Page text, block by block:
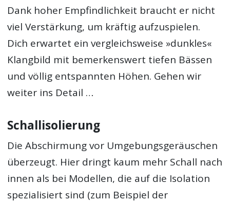
Dank hoher Empfindlichkeit braucht er nicht
viel Verstärkung, um kräftig aufzuspielen.
Dich erwartet ein vergleichsweise »dunkles«
Klangbild mit bemerkenswert tiefen Bässen
und völlig entspannten Höhen. Gehen wir
weiter ins Detail …
Schallisolierung
Die Abschirmung vor Umgebungsgeräuschen
überzeugt. Hier dringt kaum mehr Schall nach
innen als bei Modellen, die auf die Isolation
spezialisiert sind (zum Beispiel der